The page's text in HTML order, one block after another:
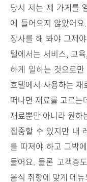
당시 저는 제 가게를
에 들어오지 않았어
장사를 해 봐야 그제
텔에서는 서비스, 교
하게 일하는 것으로
호텔에서 사용하는
떠나면 재료를 고르는
재료뿐만 아니라 원하
집중할 수 있지만 내
를 따져야 하고 그밖
들어요. 물론 고객층
음식 취향에 맞게 메